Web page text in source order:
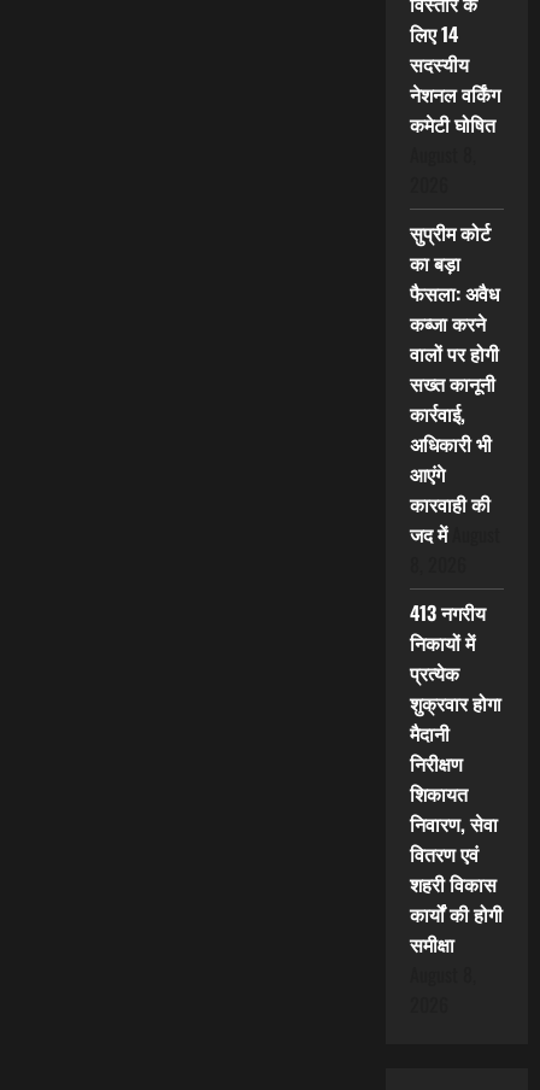
लिए 14
सदस्यीय
नेशनल वर्किंग
कमेटी घोषित
सुप्रीम कोर्ट
का बड़ा
फैसला: अवैध
कब्जा करने
वालों पर होगी
सख्त कानूनी
कार्रवाई,
अधिकारी भी
आएंगे
कारवाही की
जद में
413 नगरीय
निकायों में
प्रत्येक
शुक्रवार होगा
मैदानी
निरीक्षण
शिकायत
निवारण, सेवा
वितरण एवं
शहरी विकास
कार्यों की होगी
समीक्षा